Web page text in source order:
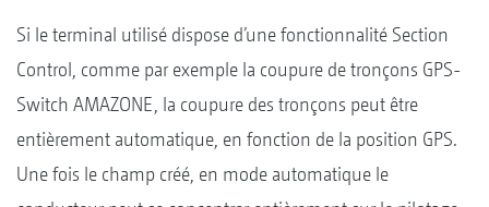
Si le terminal utilisé dispose d’une fonctionnalité Section
Control, comme par exemple la coupure de tronçons GPS-
Switch AMAZONE, la coupure des tronçons peut être
entièrement automatique, en fonction de la position GPS.
Une fois le champ créé, en mode automatique le